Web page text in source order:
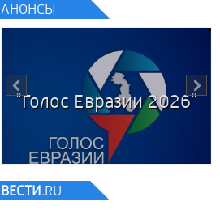
АНОНСЫ
ВЫБОРЫ 2026
ВЕСТИ.RU